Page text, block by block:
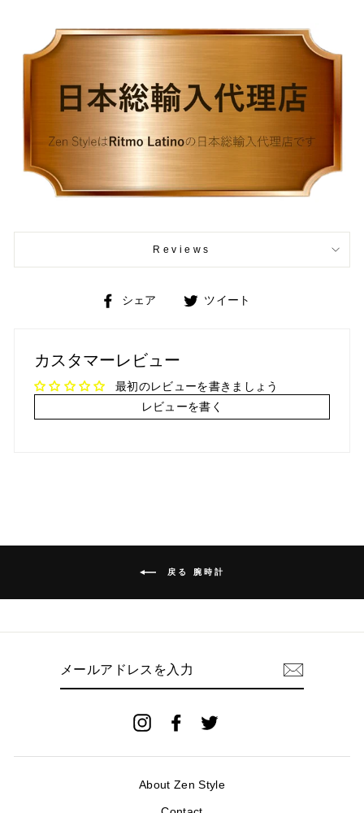
Reviews
シェア
Facebookツイート
ト
カスタマーレビュー
最初のレビューを書きましょう
レビューを書く
戻る 腕時計
InstagramFacebook
About Zen Style